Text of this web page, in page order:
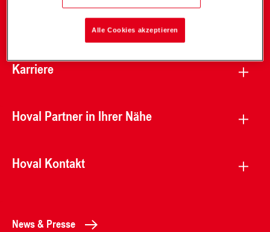
Karriere
Hoval Partner in Ihrer Nähe
Hoval Kontakt
News & Presse
Alle Cookies akzeptieren